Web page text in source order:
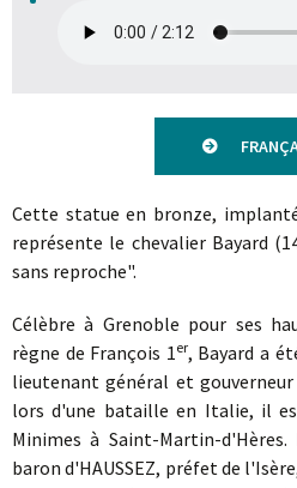
Cette statue en bronze,
représente le chevalier Bayard
sans reproche".
Célèbre à Grenoble pour ses
règne de François 1 er, Bayard a
lieutenant général et
lors d'une bataille en Italie, il
Minimes à Saint-Martin-
baron d'HAUSSEZ, préfet de